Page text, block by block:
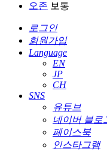
오존 보통
로그인
회원가입
Language
EN
JP
CH
SNS
유튜브
네이버 블로
페이스북
인스타그램